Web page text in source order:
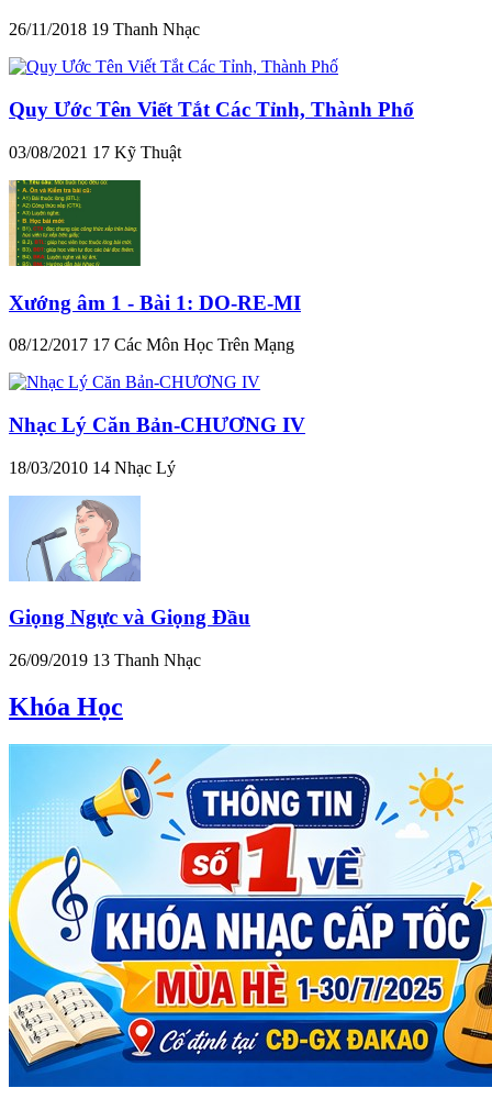
26/11/2018 19 Thanh Nhạc
Quy Ước Tên Viết Tắt Các Tỉnh, Thành Phố
03/08/2021 17 Kỹ Thuật
Xướng âm 1 - Bài 1: DO-RE-MI
08/12/2017 17 Các Môn Học Trên Mạng
Nhạc Lý Căn Bản-CHƯƠNG IV
18/03/2010 14 Nhạc Lý
Giọng Ngực và Giọng Đầu
26/09/2019 13 Thanh Nhạc
Khóa Học